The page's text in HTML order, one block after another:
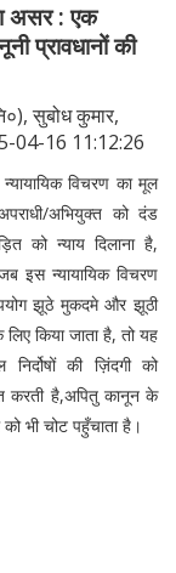
असर : एक
प्रावधानों की
सुबोध कुमार,
04-16 11:12:26
न्यायायिक विचरण का मूल
अभियुक्त को दंड
को न्याय दिलाना है,
इस न्यायायिक विचरण
झूठे मुकदमे और झूठी
लिए किया जाता है, तो यह
की ज़िंदगी को
करती है,अपितु कानून के
भी चोट पहुँचाता है।